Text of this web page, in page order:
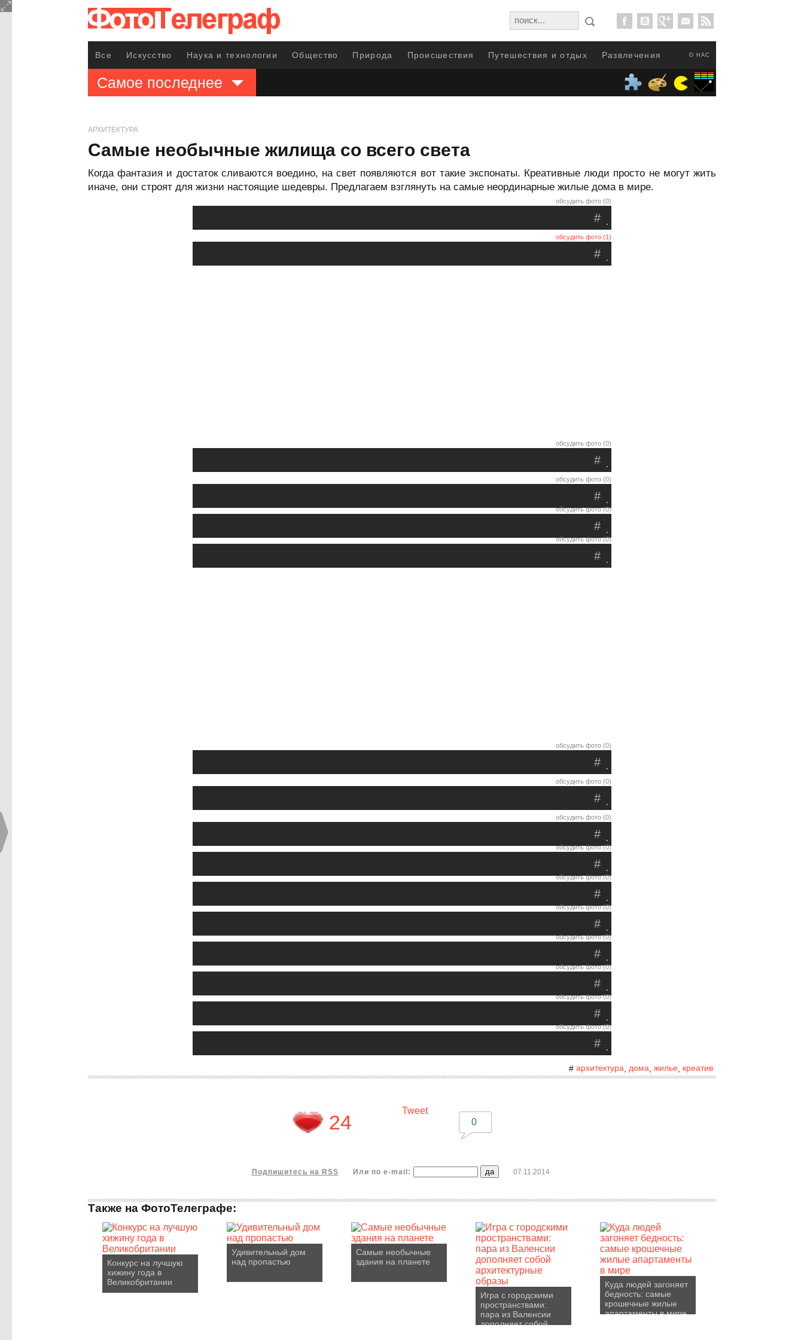
О НАС
Все Искусство Наука и технологии Общество Природа Происшествия Путешествия и отдых Развлечения
Самое последнее
АРХИТЕКТУРА
Самые необычные жилища со всего света
Когда фантазия и достаток сливаются воедино, на свет появляются вот такие экспонаты. Креативные люди просто не могут жить
иначе, они строят для жизни настоящие шедевры. Предлагаем взглянуть на самые неординарные жилые дома в мире.
обсудить фото (0)
.
#
обсудить фото (1)
.
#
обсудить фото (0)
.
#
обсудить фото (0)
.
#
обсудить фото (0)
.
#
обсудить фото (0)
.
#
обсудить фото (0)
.
#
обсудить фото (0)
.
#
обсудить фото (0)
.
#
обсудить фото (0)
.
#
обсудить фото (0)
.
#
обсудить фото (0)
.
#
обсудить фото (0)
.
#
обсудить фото (0)
.
#
обсудить фото (0)
.
#
обсудить фото (0)
.
#
# архитектура дома жилье креатив
24
Tweet
0
Подпишитесь на RSS Или по e-mail: 07.11.2014
Также на ФотоТелеграфе:
Конкурс на лучшую
хижину года в
Великобритании
Удивительный дом
над пропастью
Самые необычные
здания на планете
Игра с городскими
пространствами:
пара из Валенсии
дополняет собой
Куда людей загоняет
бедность: самые
крошечные жилые
апартаменты в мире